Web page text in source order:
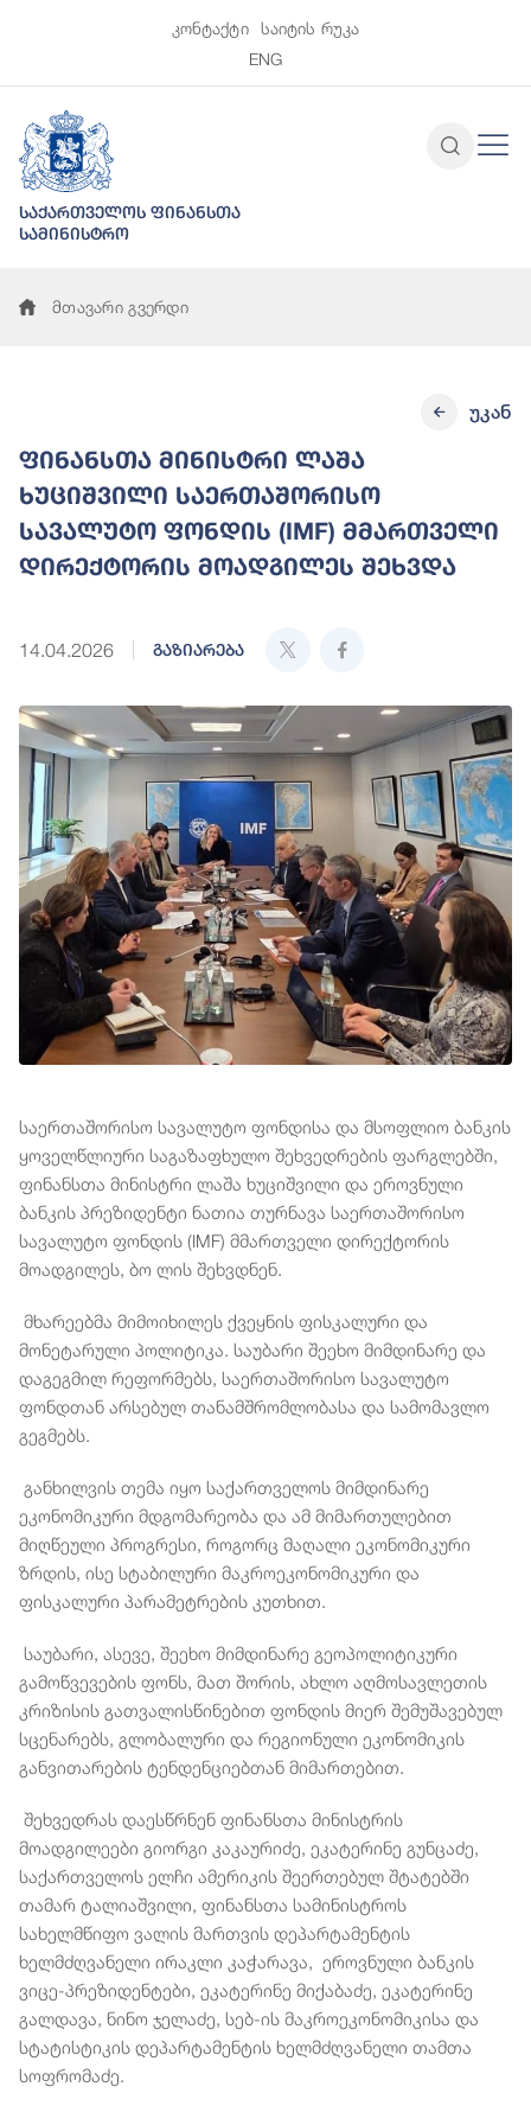
კონტაქტი
საიტის რუკა
ENG
საქართველოს ფინანსთა
სამინისტრო
მთავარი გვერდი
ფინანსთა მინისტრი ლაშა
ხუციშვილი საერთაშორისო
სავალუტო ფონდის (IMF) მმართველი
დირექტორის მოადგილეს შეხვდა
14.04.2026 გაზიარება
უკან
საერთაშორისო სავალუტო ფონდისა და მსოფლიო ბანკის
ყოველწლიური საგაზაფხულო შეხვედრების ფარგლებში,
ფინანსთა მინისტრი ლაშა ხუციშვილი და ეროვნული
ბანკის პრეზიდენტი ნათია თურნავა საერთაშორისო
სავალუტო ფონდის (IMF) მმართველი დირექტორის
მოადგილეს, ბო ლის შეხვდნენ.
მხარეებმა მიმოიხილეს ქვეყნის ფისკალური და
მონეტარული პოლიტიკა. საუბარი შეეხო მიმდინარე და
დაგეგმილ რეფორმებს, საერთაშორისო სავალუტო
ფონდთან არსებულ თანამშრომლობასა და სამომავლო
გეგმებს.
განხილვის თემა იყო საქართველოს მიმდინარე
ეკონომიკური მდგომარეობა და ამ მიმართულებით
მიღწეული პროგრესი, როგორც მაღალი ეკონომიკური
ზრდის, ისე სტაბილური მაკროეკონომიკური და
ფისკალური პარამეტრების კუთხით.
საუბარი, ასევე, შეეხო მიმდინარე გეოპოლიტიკური
გამოწვევების ფონს, მათ შორის, ახლო აღმოსავლეთის
კრიზისის გათვალისწინებით ფონდის მიერ შემუშავებულ
სცენარებს, გლობალური და რეგიონული ეკონომიკის
განვითარების ტენდენციებთან მიმართებით.
შეხვედრას დაესწრნენ ფინანსთა მინისტრის
მოადგილეები გიორგი კაკაურიძე, ეკატერინე გუნცაძე,
საქართველოს ელჩი ამერიკის შეერთებულ შტატებში
თამარ ტალიაშვილი, ფინანსთა სამინისტროს
სახელმწიფო ვალის მართვის დეპარტამენტის
ხელმძღვანელი ირაკლი კაჭარავა, ეროვნული ბანკის
ვიცე-პრეზიდენტები, ეკატერინე მიქაბაძე, ეკატერინე
გალდავა, ნინო ჯელაძე, სებ-ის მაკროეკონომიკისა და
სტატისტიკის დეპარტამენტის ხელმძღვანელი თამთა
სოფრომაძე.